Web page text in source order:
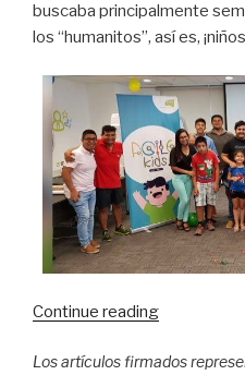
buscaba principalmente
los “humanitos”, así es,
Continue reading
Day
Los artículos firmados